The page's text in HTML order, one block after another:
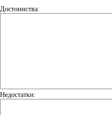
Достоинства:
Недостатки: